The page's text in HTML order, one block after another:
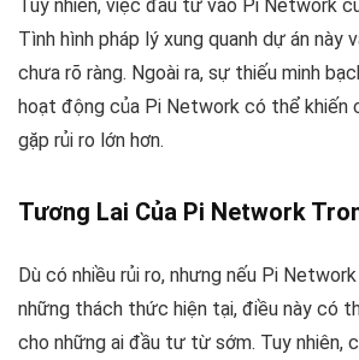
Tuy nhiên, việc đầu tư vào Pi Network
Tình hình pháp lý xung quanh dự án này
chưa rõ ràng. Ngoài ra, sự thiếu minh
hoạt động của Pi Network có thể khiến
gặp rủi ro lớn hơn.
Tương Lai Của Pi Network
Dù có nhiều rủi ro, nhưng nếu Pi
những thách thức hiện tại, điều này có
cho những ai đầu tư từ sớm. Tuy nhiên,